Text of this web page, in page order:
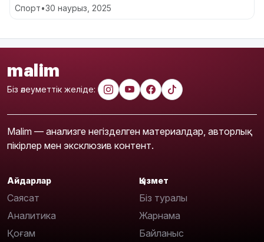
Спорт•30 наурыз, 2025
malim
Біз әлеуметтік желіде:
Malim — анализге негізделген материалдар, авторлық
пікірлер мен эксклюзив контент.
Айдарлар
Саясат
Аналитика
Қоғам
Қызмет
Біз туралы
Жарнама
Байланыс